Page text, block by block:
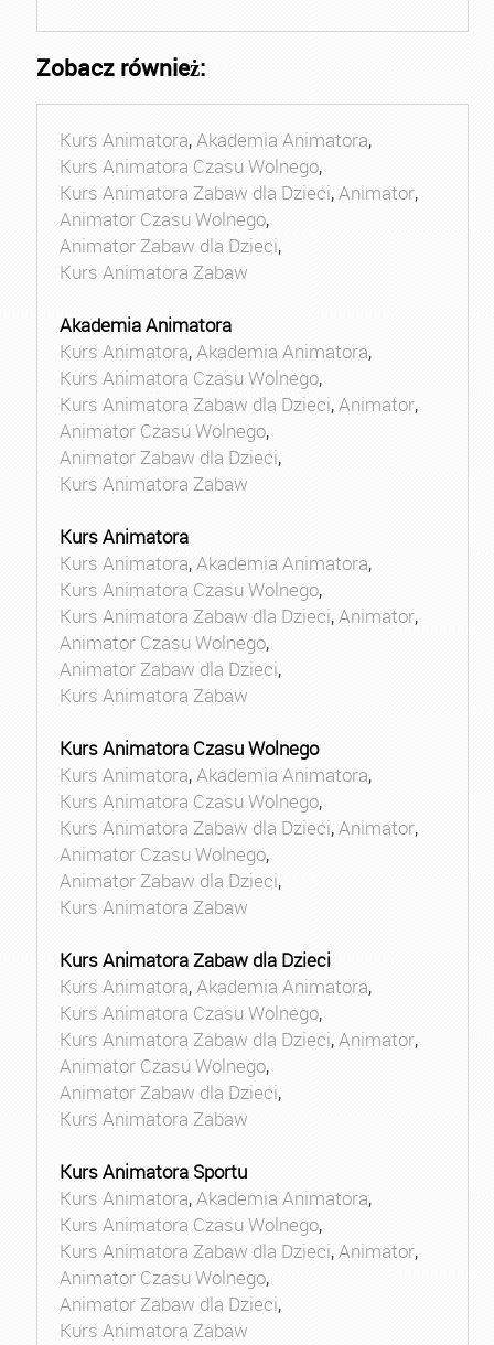
Zobacz również:
Kurs Animatora,Akademia Animatora,
Kurs Animatora Czasu Wolnego,
Kurs Animatora Zabaw dla Dzieci,Animator,
Animator Czasu Wolnego,
Animator Zabaw dla Dzieci,
Kurs Animatora Zabaw
Akademia Animatora
Kurs Animatora,Akademia Animatora,
Kurs Animatora Czasu Wolnego,
Kurs Animatora Zabaw dla Dzieci,Animator,
Animator Czasu Wolnego,
Animator Zabaw dla Dzieci,
Kurs Animatora Zabaw
Kurs Animatora
Kurs Animatora,Akademia Animatora,
Kurs Animatora Czasu Wolnego,
Kurs Animatora Zabaw dla Dzieci,Animator,
Animator Czasu Wolnego,
Animator Zabaw dla Dzieci,
Kurs Animatora Zabaw
Kurs Animatora Czasu Wolnego
Kurs Animatora,Akademia Animatora,
Kurs Animatora Czasu Wolnego,
Kurs Animatora Zabaw dla Dzieci,Animator,
Animator Czasu Wolnego,
Animator Zabaw dla Dzieci,
Kurs Animatora Zabaw
Kurs Animatora Zabaw dla Dzieci
Kurs Animatora,Akademia Animatora,
Kurs Animatora Czasu Wolnego,
Kurs Animatora Zabaw dla Dzieci,Animator,
Animator Czasu Wolnego,
Animator Zabaw dla Dzieci,
Kurs Animatora Zabaw
Kurs Animatora Sportu
Kurs Animatora,Akademia Animatora,
Kurs Animatora Czasu Wolnego,
Kurs Animatora Zabaw dla Dzieci,Animator,
Animator Czasu Wolnego,
Animator Zabaw dla Dzieci,
Kurs Animatora Zabaw